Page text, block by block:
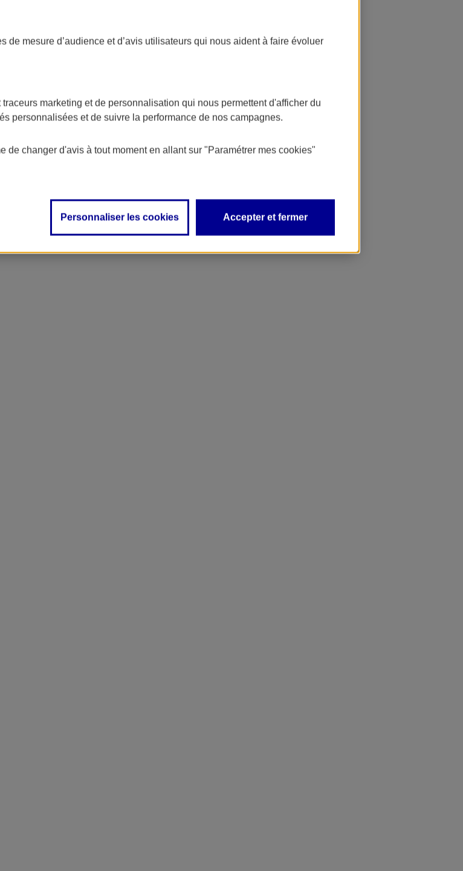
de mesure d’audience et d’avis utilisateurs qui nous aident à faire évoluer
traceurs marketing et de personnalisation qui nous permettent d'afficher du
personnalisées et de suivre la performance de nos campagnes.
de changer d'avis à tout moment en allant sur "Paramétrer mes cookies"
Personnaliser les cookies Accepter et fermer